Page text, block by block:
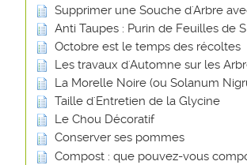
Supprimer une Souche d'Arbre
Anti Taupes : Purin de Feuilles de
Octobre est le temps des récoltes
Les travaux d'Automne sur les
La Morelle Noire (ou Solanum
Taille d'Entretien de la Glycine
Le Chou Décoratif
Conserver ses pommes
Compost : que pouvez-vous